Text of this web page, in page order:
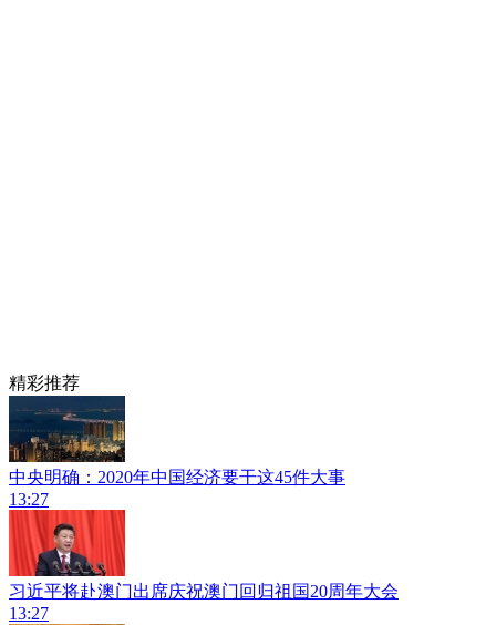
精彩推荐
中央明确：2020年中国经济要干这45件大事
13:27
习近平将赴澳门出席庆祝澳门回归祖国20周年大会
13:27